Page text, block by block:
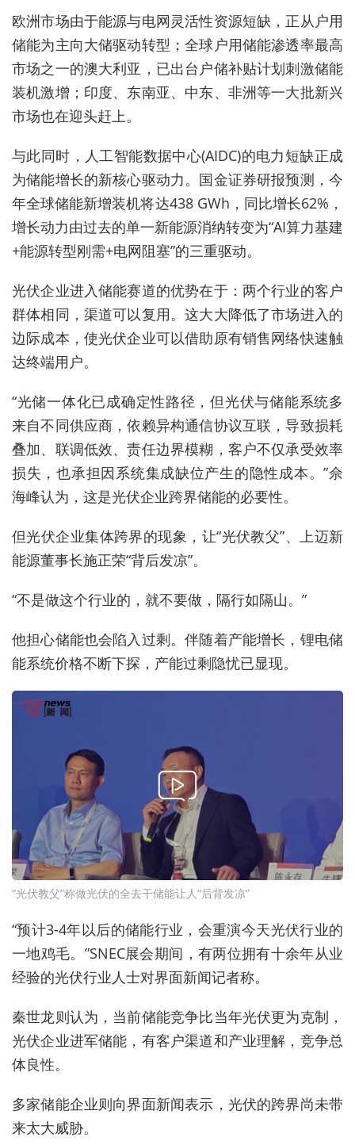
欧洲市场由于能源与电网灵活性资源短缺，正从户用
储能为主向大储驱动转型；全球户用储能渗透率最高
市场之一的澳大利亚，已出台户储补贴计划刺激储能
装机激增；印度、东南亚、中东、非洲等一大批新兴
市场也在迎头赶上。
与此同时，人工智能数据中心(AIDC)的电力短缺正成
为储能增长的新核心驱动力。国金证券研报预测，今
年全球储能新增装机将达438 GWh，同比增长62%，
增长动力由过去的单一新能源消纳转变为“AI算力基建
+能源转型刚需+电网阻塞”的三重驱动。
光伏企业进入储能赛道的优势在于：两个行业的客户
群体相同，渠道可以复用。这大大降低了市场进入的
边际成本，使光伏企业可以借助原有销售网络快速触
达终端用户。
“光储一体化已成确定性路径，但光伏与储能系统多
来自不同供应商，依赖异构通信协议互联，导致损耗
叠加、联调低效、责任边界模糊，客户不仅承受效率
损失，也承担因系统集成缺位产生的隐性成本。”佘
海峰认为，这是光伏企业跨界储能的必要性。
但光伏企业集体跨界的现象，让“光伏教父”、上迈新
能源董事长施正荣“背后发凉”。
“不是做这个行业的，就不要做，隔行如隔山。”
他担心储能也会陷入过剩。伴随着产能增长，锂电储
能系统价格不断下探，产能过剩隐忧已显现。
“光伏教父”称做光伏的全去干储能让人“后背发凉”
“预计3-4年以后的储能行业，会重演今天光伏行业的
一地鸡毛。”SNEC展会期间，有两位拥有十余年从业
经验的光伏行业人士对界面新闻记者称。
秦世龙则认为， 当前储能竞争比当年光伏更为克制，
光伏企业进军储能，有客户渠道和产业理解，竞争总
体良性。
多家储能企业则向界面新闻表示，光伏的跨界尚未带
来太大威胁。